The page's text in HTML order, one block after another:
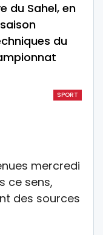
du Sahel, en
du
SPORT
mercredi
ce sens,
des sources